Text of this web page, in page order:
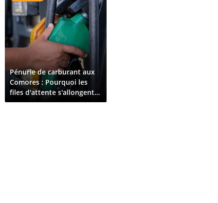
Pénurie de carburant aux
Comores : Pourquoi les
files d'attente s'allongent
en avril 2026 ?